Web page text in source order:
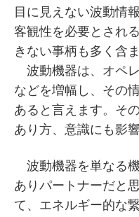
目に見えない波動情
客観性を必要とされ
きない事柄も多く含
波動機器は、オペ
などを増幅し、その
あると言えます。そ
あり方、意識にも影
波動機器を単なる
ありパートナーだと
て、エネルギー的な